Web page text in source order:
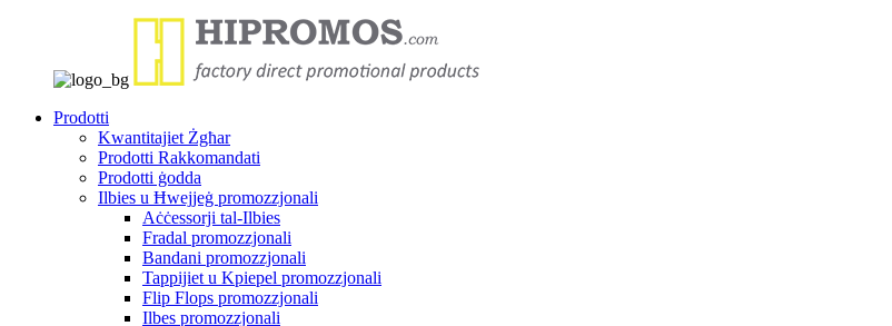
Prodotti
Kwantitajiet Żgħar
Prodotti Rakkomandati
Prodotti ġodda
Ilbies u Ħwejjeġ promozzjonali
Aċċessorji tal-Ilbies
Fradal promozzjonali
Bandani promozzjonali
Tappijiet u Kpiepel promozzjonali
Flip Flops promozzjonali
Ilbes promozzjonali